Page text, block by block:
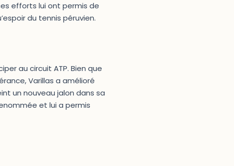
efforts lui ont permis de
du tennis péruvien.
au circuit ATP. Bien que
Varillas a amélioré
un nouveau jalon dans sa
et lui a permis